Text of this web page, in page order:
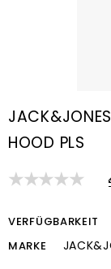
HOOD PLS
VERFÜGBARKEIT
MARKE